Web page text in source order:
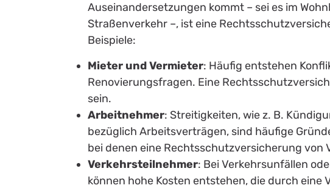
Auseinandersetzungen kommt – sei es im
Straßenverkehr –, ist eine
Beispiele:
Mieter und Vermieter: Häufig entstehen
Renovierungsfragen. Eine
sein.
Arbeitnehmer: Streitigkeiten, wie z. B.
bezüglich Arbeitsverträgen, sind häufige
bei denen eine Rechtsschutzversicherung von
Verkehrsteilnehmer: Bei Verkehrsunfällen
können hohe Kosten entstehen, die durch